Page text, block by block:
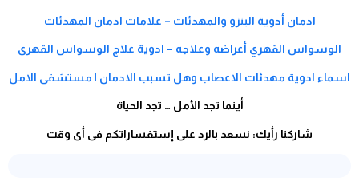
ادمان أدوية البنزو والمهدئات – علامات ادمان المهدئات
الوسواس القهري أعراضه وعلاجه – ادوية علاج الوسواس القهرى
اسماء ادوية مهدئات الاعصاب وهل تسبب الادمان | مستشفى الامل
أينما تجد الأمل … تجد الحياة
شاركنا رأيك: نسعد بالرد على إستفساراتكم فى أى وقت